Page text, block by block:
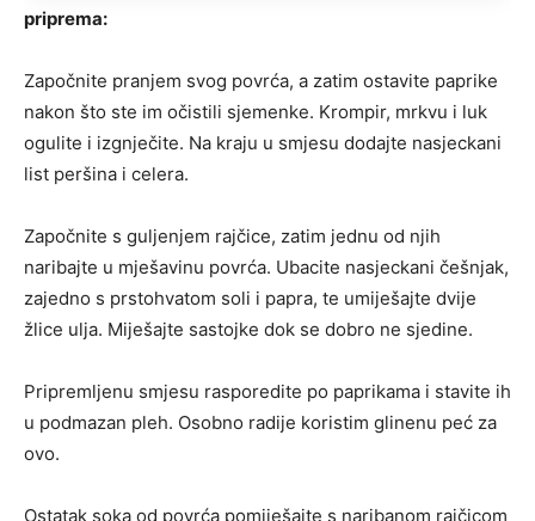
priprema:
Započnite pranjem svog povrća, a zatim ostavite paprike
nakon što ste im očistili sjemenke. Krompir, mrkvu i luk
ogulite i izgnječite. Na kraju u smjesu dodajte nasjeckani
list peršina i celera.
Započnite s guljenjem rajčice, zatim jednu od njih
naribajte u mješavinu povrća. Ubacite nasjeckani češnjak,
zajedno s prstohvatom soli i papra, te umiješajte dvije
žlice ulja. Miješajte sastojke dok se dobro ne sjedine.
Pripremljenu smjesu rasporedite po paprikama i stavite ih
u podmazan pleh. Osobno radije koristim glinenu peć za
ovo.
Ostatak soka od povrća pomiješajte s naribanom rajčicom